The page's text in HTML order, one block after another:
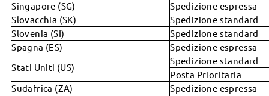
sicurezza/sport?
Lente sferica VS lente asferica (video)
Qual è la differenza tra le lenti rivestite di base, le lenti
rivestite standard e le lenti anti luce blu?
Che tipo di lenti sono gratuite?
Che tipo di lenti bifocali usate?
Come regolare le montature?
Centro assistenza
Domande frequenti
Live Chat 24/7
service@firmoo.it
Singapore (SG)
Spedizione espressa
Slovacchia (SK)
Spedizione standard
Slovenia (SI)
Spedizione standard
Spagna (ES)
Spedizione espressa
Stati Uniti (US)
Spedizione standard
Posta Prioritaria
Sudafrica (ZA)
Spedizione espressa
Riceve il codice sconto
Reso e scambio entro 60 giorni
1 anno di garanzia
Non condivideremo mai le tue informazioni.